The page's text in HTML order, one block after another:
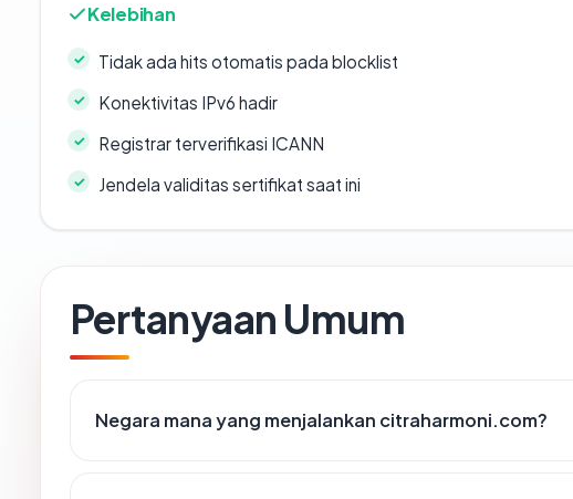
Kelebihan
Tidak ada hits otomatis pada blocklist
Konektivitas IPv6 hadir
Registrar terverifikasi ICANN
Jendela validitas sertifikat saat ini
Pertanyaan Umum
Negara mana yang menjalankan citraharmoni.com?